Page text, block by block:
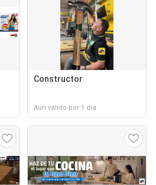
Constructor
Aún válido por 1 día